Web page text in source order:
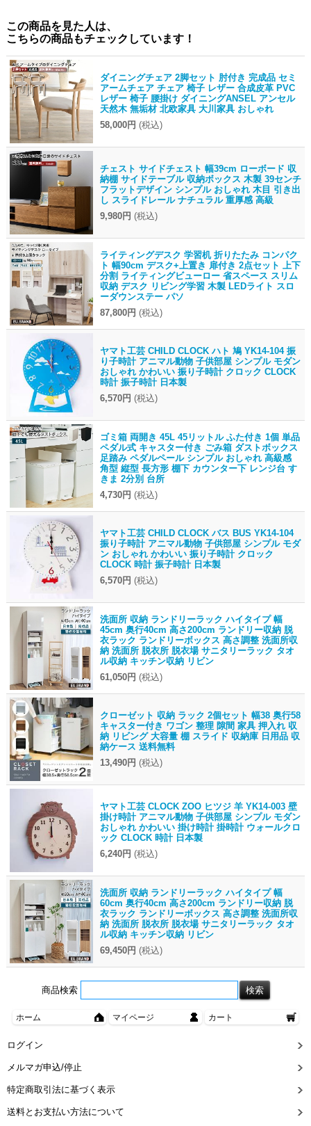
この商品を見た人は、
こちらの商品もチェックしています！
ダイニングチェア 2脚セット 肘付き 完成品 セミ
アームチェア チェア 椅子 レザー 合成皮革 PVC
レザー 椅子 腰掛け ダイニングANSEL アンセル
天然木 無垢材 北欧家具 大川家具 おしゃれ
58,000円 (税込)
チェスト サイドチェスト 幅39cm ローボード 収
納棚 サイドテーブル 収納ボックス 木製 39センチ
フラットデザイン シンプル おしゃれ 木目 引き出
し スライドレール ナチュラル 重厚感 高級
9,980円 (税込)
ライティングデスク 学習机 折りたたみ コンパク
ト 幅90cm デスク+上置き 扉付き 2点セット 上下
分割 ライティングビューロー 省スペース スリム
収納 デスク リビング学習 木製 LEDライト スロ
ーダウンステー パソ
87,800円 (税込)
ヤマト工芸 CHILD CLOCK ハト 鳩 YK14-104 振
り子時計 アニマル動物 子供部屋 シンプル モダン
おしゃれ かわいい 振り子時計 クロック CLOCK
時計 振子時計 日本製
6,570円 (税込)
ゴミ箱 両開き 45L 45リットル ふた付き 1個 単品
ペダル式 キャスター付き ごみ箱 ダストボックス
足踏み ペダルペール シンプル おしゃれ 高級感
角型 縦型 長方形 棚下 カウンター下 レンジ台 す
きま 2分別 台所
4,730円 (税込)
ヤマト工芸 CHILD CLOCK バス BUS YK14-104
振り子時計 アニマル動物 子供部屋 シンプル モダ
ン おしゃれ かわいい 振り子時計 クロック
CLOCK 時計 振子時計 日本製
6,570円 (税込)
洗面所 収納 ランドリーラック ハイタイプ 幅
45cm 奥行40cm 高さ200cm ランドリー収納 脱
衣ラック ランドリーボックス 高さ調整 洗面所収
納 洗面所 脱衣所 脱衣場 サニタリーラック タオ
ル収納 キッチン収納 リビン
61,050円 (税込)
クローゼット 収納 ラック 2個セット 幅38 奥行58
キャスター付き ワゴン 整理 隙間 家具 押入れ 収
納 リビング 大容量 棚 スライド 収納庫 日用品 収
納ケース 送料無料
13,490円 (税込)
ヤマト工芸 CLOCK ZOO ヒツジ 羊 YK14-003 壁
掛け時計 アニマル動物 子供部屋 シンプル モダン
おしゃれ かわいい 掛け時計 掛時計 ウォールクロ
ック CLOCK 時計 日本製
6,240円 (税込)
洗面所 収納 ランドリーラック ハイタイプ 幅
60cm 奥行40cm 高さ200cm ランドリー収納 脱
衣ラック ランドリーボックス 高さ調整 洗面所収
納 洗面所 脱衣所 脱衣場 サニタリーラック タオ
ル収納 キッチン収納 リビン
69,450円 (税込)
商品検索
ホーム マイページ カート
ログイン
メルマガ申込/停止
特定商取引法に基づく表示
送料とお支払い方法について